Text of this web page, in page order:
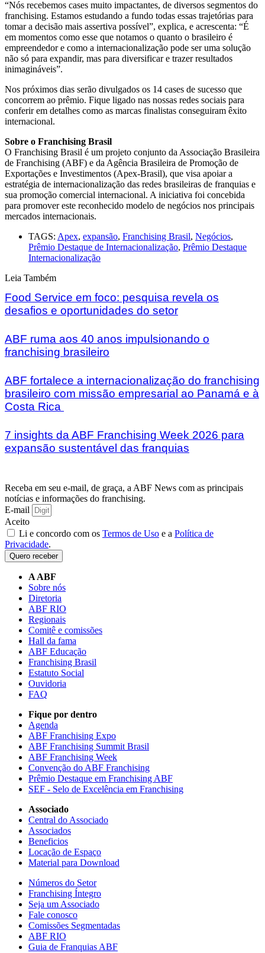
“Nós recebemos cases muito impactantes, de diversos segmentos do
franchising. Estamos estudando a fundo todas essas trajetórias para
tomar a decisão mais assertiva possível”, explica, e acrescenta: “É
em momentos como esse que notamos o quanto o brasileiro é
empreendedor e como a internacionalização pode ser uma solução
não só para expandir, mas para diversificar e trazer resultados
inimagináveis”.
Nos próximos dias serão divulgados os 14 cases de sucesso que
concorrem ao prêmio. Fique ligado nas nossas redes sociais para
conferir em detalhes como as marcas finalistas conseguiram êxito
internacional.
Sobre o Franchising Brasil
O Franchising Brasil é um projeto conjunto da Associação Brasileira
de Franchising (ABF) e da Agência Brasileira de Promoção de
Exportações e Investimentos (Apex-Brasil), que visa apoiar a
estratégia de internacionalização das redes brasileiras de franquias e
sua promoção comercial internacional. A iniciativa foi concebida
para promover este reconhecido modelo de negócios nos principais
mercados internacionais.
TAGS: Apex, expansão, Franchising Brasil, Negócios,
Prêmio Destaque de Internacionalização, Prêmio Destaque
Internacionalização
Leia Também
Food Service em foco: pesquisa revela os
desafios e oportunidades do setor
ABF ruma aos 40 anos impulsionando o
franchising brasileiro
ABF fortalece a internacionalização do franchising
brasileiro com missão empresarial ao Panamá e à
Costa Rica
7 insights da ABF Franchising Week 2026 para
expansão sustentável das franquias
Receba em seu e-mail, de graça, a ABF News com as principais
notícias e informações do franchising.
E-mail
Aceito
Li e concordo com os Termos de Uso e a Política de
Privacidade.
Quero receber
A ABF
Sobre nós
Diretoria
ABF RIO
Regionais
Comitê e comissões
Hall da fama
ABF Educação
Franchising Brasil
Estatuto Social
Ouvidoria
FAQ
Fique por dentro
Agenda
ABF Franchising Expo
ABF Franchising Summit Brasil
ABF Franchising Week
Convenção do ABF Franchising
Prêmio Destaque em Franchising ABF
SEF - Selo de Excelência em Franchising
Associado
Central do Associado
Associados
Beneficios
Locação de Espaço
Material para Download
Números do Setor
Franchising Íntegro
Seja um Associado
Fale conosco
Comissões Segmentadas
ABF RIO
Guia de Franquias ABF